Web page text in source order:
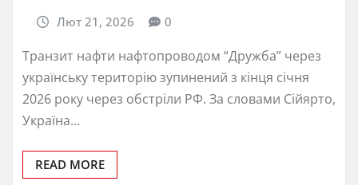
Лют 21, 2026 0
Транзит нафти нафтопроводом “Дружба” через
українську територію зупинений з кінця січня
2026 року через обстріли РФ. За словами Сійярто,
Україна…
READ MORE